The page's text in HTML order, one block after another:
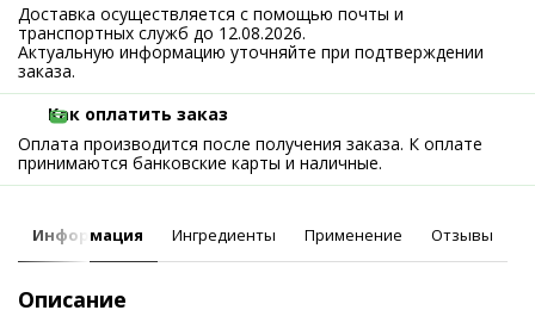
Доставка осуществляется с помощью почты и
транспортных служб до 12.08.2026.
Актуальную информацию уточняйте при подтверждении
заказа.
Как оплатить заказ
Оплата производится после получения заказа. К оплате
принимаются банковские карты и наличные.
Информация Ингредиенты Применение Отзывы
Описание